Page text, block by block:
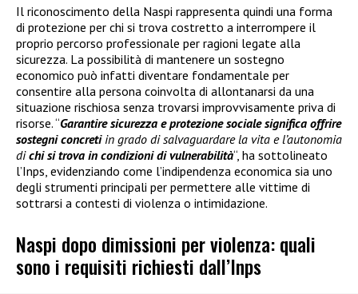
Il riconoscimento della Naspi rappresenta quindi una forma
di protezione per chi si trova costretto a interrompere il
proprio percorso professionale per ragioni legate alla
sicurezza. La possibilità di mantenere un sostegno
economico può infatti diventare fondamentale per
consentire alla persona coinvolta di allontanarsi da una
situazione rischiosa senza trovarsi improvvisamente priva di
risorse. “Garantire sicurezza e protezione sociale significa offrire
sostegni concretiin grado di salvaguardare la vita e l’autonomia
dichi si trova in condizioni di vulnerabilità“, ha sottolineato
l’Inps, evidenziando come l’indipendenza economica sia uno
degli strumenti principali per permettere alle vittime di
sottrarsi a contesti di violenza o intimidazione.
Naspi dopo dimissioni per violenza: quali
sono i requisiti richiesti dall’Inps